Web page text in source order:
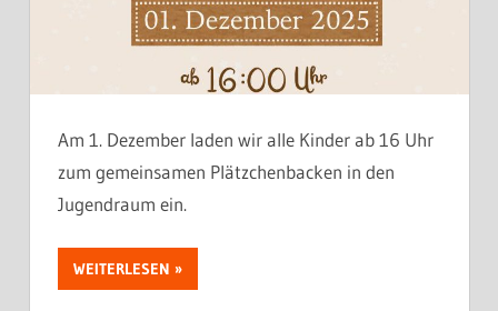
Am 1. Dezember laden wir alle Kinder ab 16 Uhr
zum gemeinsamen Plätzchenbacken in den
Jugendraum ein.
WEITERLESEN